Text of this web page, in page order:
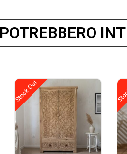
POTREBBERO
Stock Out